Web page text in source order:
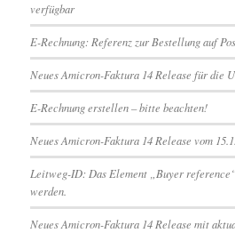
verfügbar
E-Rechnung: Referenz zur Bestellung auf
Neues Amicron-Faktura 14 Release für die
E-Rechnung erstellen – bitte beachten!
Neues Amicron-Faktura 14 Release vom
Leitweg-ID: Das Element „Buyer
werden.
Neues Amicron-Faktura 14 Release mit